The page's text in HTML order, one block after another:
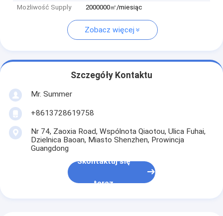
Możliwość Supply 2000000㎡/miesiąc
Zobacz więcej
Szczegóły Kontaktu
Mr. Summer
+8613728619758
Nr 74, Zaoxia Road, Wspólnota Qiaotou, Ulica Fuhai,
Dzielnica Baoan, Miasto Shenzhen, Prowincja
Guangdong
Skontaktuj się
teraz